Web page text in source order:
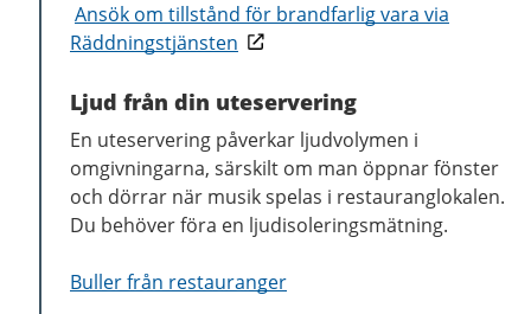
Ansök om tillstånd för brandfarlig vara via
Räddningstjänsten
Ljud från din uteservering
En uteservering påverkar ljudvolymen i
omgivningarna, särskilt om man öppnar fönster
och dörrar när musik spelas i restauranglokalen.
Du behöver föra en ljudisoleringsmätning.
Buller från restauranger